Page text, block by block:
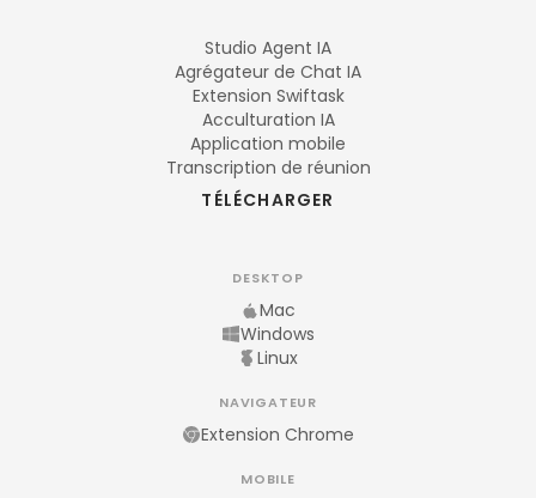
Studio Agent IA
Agrégateur de Chat IA
Extension Swiftask
Acculturation IA
Application mobile
Transcription de réunion
TÉLÉCHARGER
DESKTOP
Mac
Windows
Linux
NAVIGATEUR
Extension Chrome
MOBILE